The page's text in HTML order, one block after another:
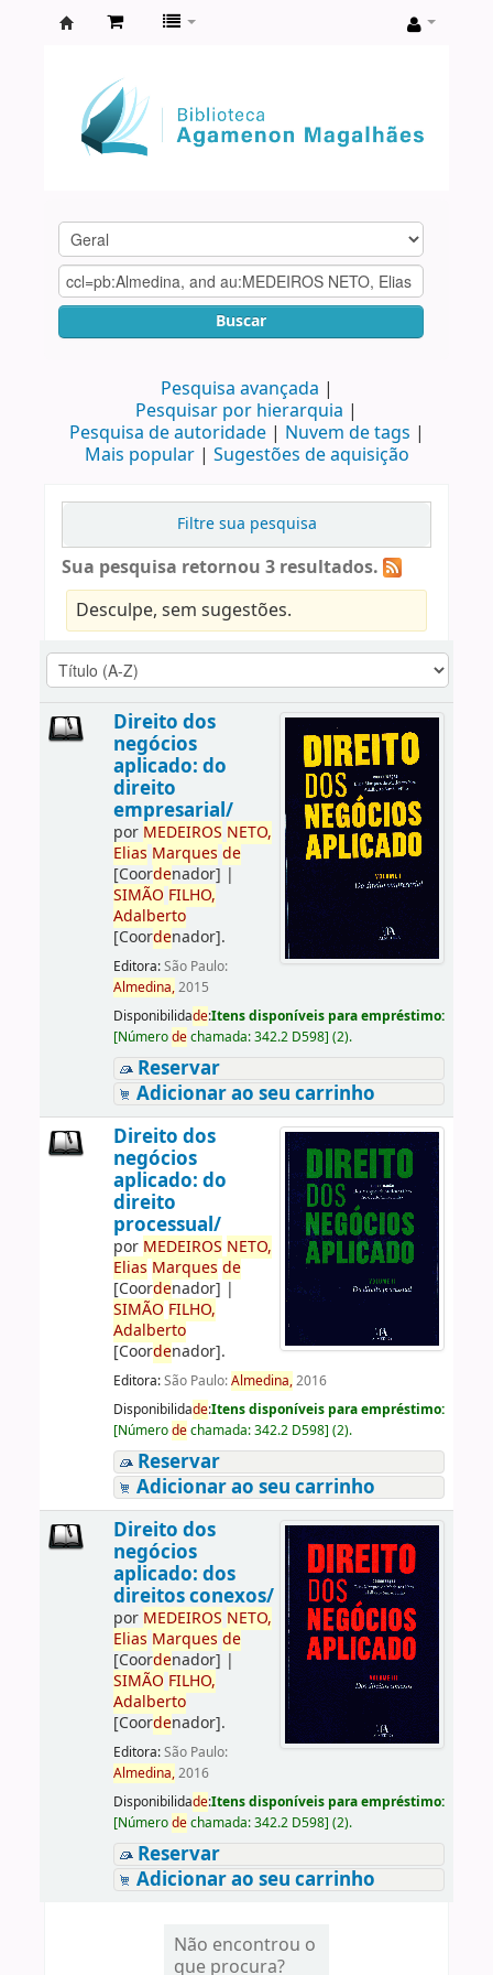
Agamenon
Magalhães
Buscar
Pesquisa avançada
Pesquisar por hierarquia
Pesquisa de autoridade
Nuvem de tags
Mais popular
Sugestões de aquisição
Filtre sua pesquisa
Sua pesquisa retornou 3 resultados.
Desculpe, sem sugestões.
Direito dos
negócios
aplicado: do
direito
empresarial/
por MEDEIROS NETO,
Elias Marques de
[Coordenador] |
SIMÃO FILHO,
Adalberto
[Coordenador].
Editora:São Paulo:
Almedina,2015
Disponibilidade:Itens disponíveis para empréstimo:
[Númerodechamada:342.2 D598] (2).
Reservar
Adicionar ao seu carrinho
Direito dos
negócios
aplicado: do
direito
processual/
por MEDEIROS NETO,
Elias Marques de
[Coordenador] |
SIMÃO FILHO,
Adalberto
[Coordenador].
Editora:São Paulo:Almedina,2016
Disponibilidade:Itens disponíveis para empréstimo:
[Númerodechamada:342.2 D598] (2).
Reservar
Adicionar ao seu carrinho
Direito dos
negócios
aplicado: dos
direitos conexos/
por MEDEIROS NETO,
Elias Marques de
[Coordenador] |
SIMÃO FILHO,
Adalberto
[Coordenador].
Editora:São Paulo:
Almedina,2016
Disponibilidade:Itens disponíveis para empréstimo:
[Númerodechamada:342.2 D598] (2).
Reservar
Adicionar ao seu carrinho
Não encontrou o
que procura?